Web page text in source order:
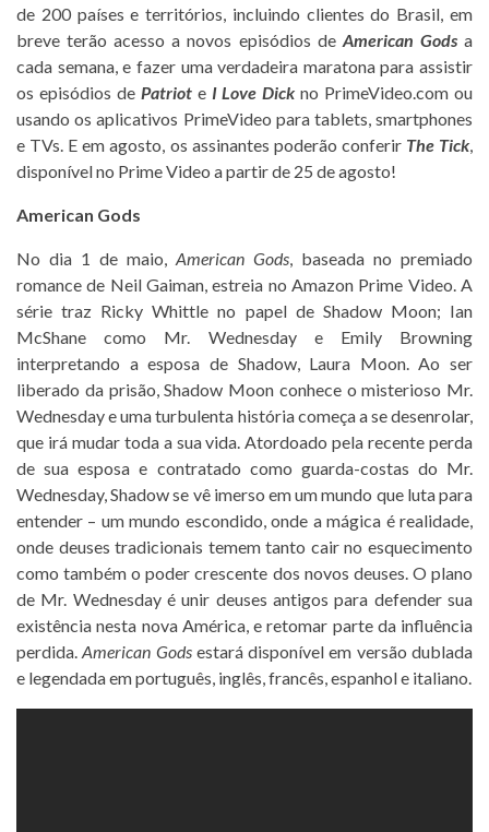
de 200 países e territórios, incluindo clientes do Brasil, em
breve terão acesso a novos episódios de American Gods a
cada semana, e fazer uma verdadeira maratona para assistir
os episódios de Patriote I Love Dick no PrimeVideo.com ou
usando os aplicativos PrimeVideo para tablets, smartphones
e TVs. E em agosto, os assinantes poderão conferir The Tick,
disponível no Prime Video a partir de 25 de agosto!
American Gods
No dia 1 de maio, American Gods, baseada no premiado
romance de Neil Gaiman, estreia no Amazon Prime Video. A
série traz Ricky Whittle no papel de Shadow Moon; Ian
McShane como Mr. Wednesday e Emily Browning
interpretando a esposa de Shadow, Laura Moon. Ao ser
liberado da prisão, Shadow Moon conhece o misterioso Mr.
Wednesday e uma turbulenta história começa a se desenrolar,
que irá mudar toda a sua vida. Atordoado pela recente perda
de sua esposa e contratado como guarda-costas do Mr.
Wednesday, Shadow se vê imerso em um mundo que luta para
entender – um mundo escondido, onde a mágica é realidade,
onde deuses tradicionais temem tanto cair no esquecimento
como também o poder crescente dos novos deuses. O plano
de Mr. Wednesday é unir deuses antigos para defender sua
existência nesta nova América, e retomar parte da influência
perdida.American Godsestará disponível em versão dublada
e legendada em português, inglês, francês, espanhol e italiano.